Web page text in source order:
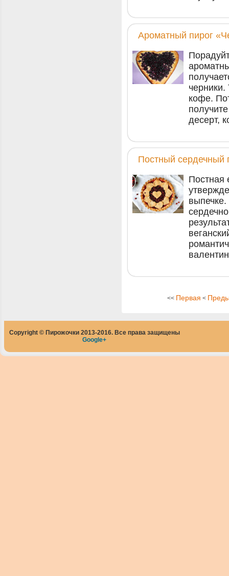
Ароматный пирог
кофе.
десерт,
Постный сердечный
Постная
<< Первая <
Copyright © Пирожочки 2013-2016. Все права защищены
Google+